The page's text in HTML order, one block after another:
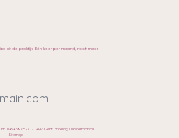
uit de praktijk. Eén keer per maand, nooit meer.
0454.597.527 · RPR Gent, afdeling Dendermonde
Sitemap